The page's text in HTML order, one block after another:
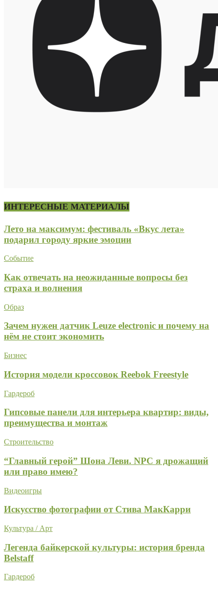
ИНТЕРЕСНЫЕ МАТЕРИАЛЫ
Лето на максимум: фестиваль «Вкус лета»
подарил городу яркие эмоции
Событие
Как отвечать на неожиданные вопросы без
страха и волнения
Образ
Зачем нужен датчик Leuze electronic и почему на
нём не стоит экономить
Бизнес
История модели кроссовок Reebok Freestyle
Гардероб
Гипсовые панели для интерьера квартир: виды,
преимущества и монтаж
Строительство
“Главный герой” Шона Леви. NPC я дрожащий
или право имею?
Видеоигры
Искусство фотографии от Стива МакКарри
Культура / Арт
Легенда байкерской культуры: история бренда
Belstaff
Гардероб